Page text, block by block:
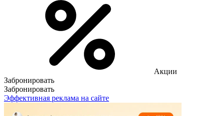
Акции
Забронировать
Забронировать
Эффективная реклама на сайте